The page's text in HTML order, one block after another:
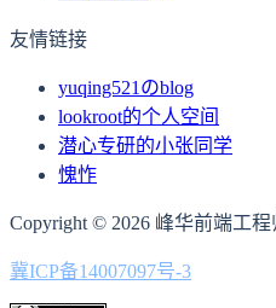
友情链接
yuqing521のblog
lookroot的个人空间
潜心专研的小张同学
愧怍
Copyright © 2026 峰华前端工程
冀ICP备14007097号-3